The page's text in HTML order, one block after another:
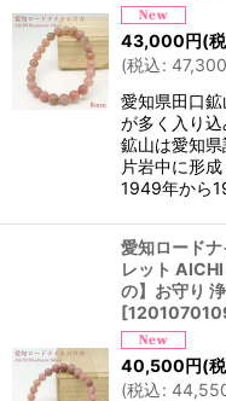
43,000円(
(税込: 47,300
愛知県田口
が多く入り
鉱山は愛知
片岩中に形
1949年から
愛知ロード
レット
の】お守り
[
40,500円(
(税込: